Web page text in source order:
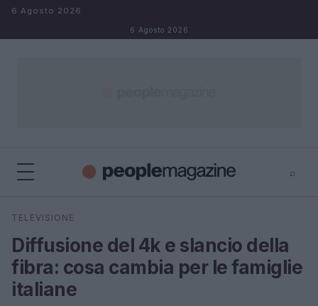
Salta al contenuto
6 Agosto 2026
6 Agosto 2026
⌕
Cerca
TELEVISIONE
Diffusione del 4k e slancio della
fibra: cosa cambia per le famiglie
italiane